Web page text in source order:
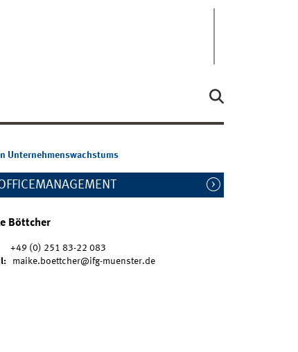
Unternehmenswachstums
Böttcher
(0) 251 83-22 083
maike.boettcher@ifg-muenster.de